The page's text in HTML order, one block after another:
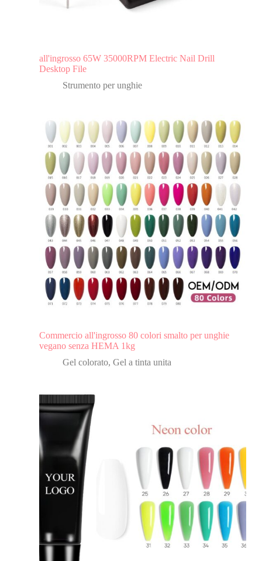
all'ingrosso 65W 35000RPM Electric Nail Drill
Desktop File
Strumento per unghie
Commercio all'ingrosso 80 colori smalto per unghie
vegano senza HEMA 1kg
Gel colorato, Gel a tinta unita